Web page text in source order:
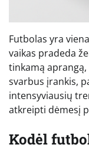
Futbolas yra
vaikas pradeda
tinkamą
svarbus įrankis,
intensyviausių
atkreipti dėmesį
Kodėl